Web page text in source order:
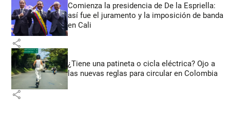
Comienza la presidencia de De la Espriella:
así fue el juramento y la imposición de banda
en Cali
share
¿Tiene una patineta o cicla eléctrica? Ojo a
las nuevas reglas para circular en Colombia
share